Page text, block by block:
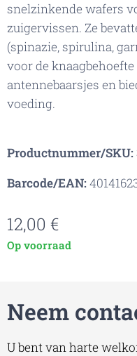
snelzinkende wafers
zuigervissen. Ze
(spinazie, spirulina,
voor de
antennebaarsjes en
voeding.
Productnummer/SKU:
Barcode/EAN:
12,00 €
Op voorraad
Neem
U bent van harte